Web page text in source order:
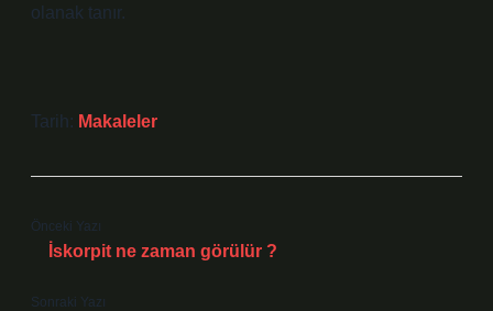
olanak tanır.
Tarih: Makaleler
Önceki Yazı
İskorpit ne zaman görülür ?
Sonraki Yazı